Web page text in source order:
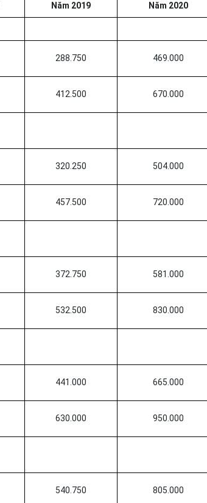
Năm 2019 Năm 2020
288.750 469.000
412.500 670.000
320.250 504.000
457.500 720.000
372.750 581.000
532.500 830.000
441.000 665.000
630.000 950.000
540.750 805.000